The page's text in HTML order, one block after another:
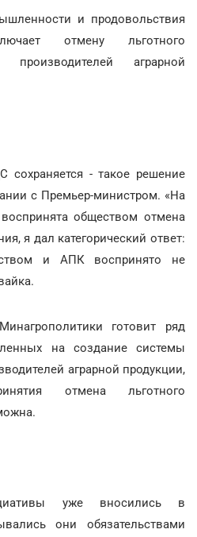
и продовольствия
отмену льготного
производителей аграрной
- такое решение
с Премьер-министром. «На
обществом отмена
я дал категорический ответ:
и АПК воспринято не
готовит ряд
на создание системы
аграрной продукции,
отмена льготного
уже вносились в
они обязательствами